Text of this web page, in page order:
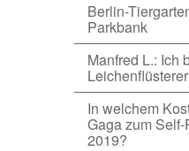
Berlin-
Parkbank
Manfred L.: Ich
Leichenflüsterer
In welchem
Gaga zum
2019?